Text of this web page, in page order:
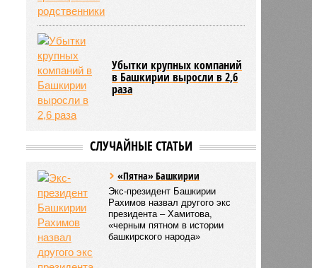
Убытки крупных компаний
в Башкирии выросли в 2,6
раза
СЛУЧАЙНЫЕ СТАТЬИ
«Пятна» Башкирии
Экс-президент Башкирии
Рахимов назвал другого экс
президента – Хамитова,
«черным пятном в истории
башкирского народа»